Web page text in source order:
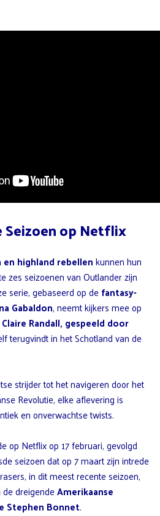
Seizoen op Netflix
highland rebellenkunnen hun
zes seizoenen van Outlander zijn
serie, gebaseerd op defantasy-
Gabaldon, neemt kijkers mee op
Claire Randall, gespeeld door
terugvindt in het Schotland van de
strijder tot het navigeren door het
Revolutie, elke aflevering is
en onverwachtse twists.
op Netflix op 17 februari, gevolgd
seizoen dat op 7 maart zijn intrede
in dit meest recente seizoen,
dreigendeAmerikaanse
Stephen Bonnet.